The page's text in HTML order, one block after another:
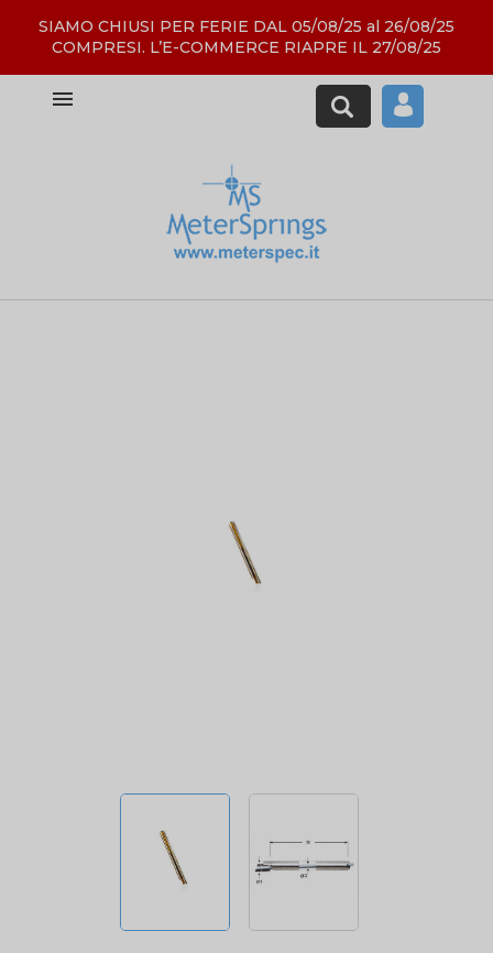
SIAMO CHIUSI PER FERIE DAL 05/08/25 al 26/08/25
COMPRESI. L’E-COMMERCE RIAPRE IL 27/08/25
